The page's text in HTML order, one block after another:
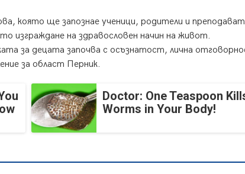
която ще запознае ученици, родители и
изграждане на здравословен начин на живот.
за децата започва с осъзнатост, лична
за област Перник.
Doctor: One Teaspoon
Worms in Your Body!